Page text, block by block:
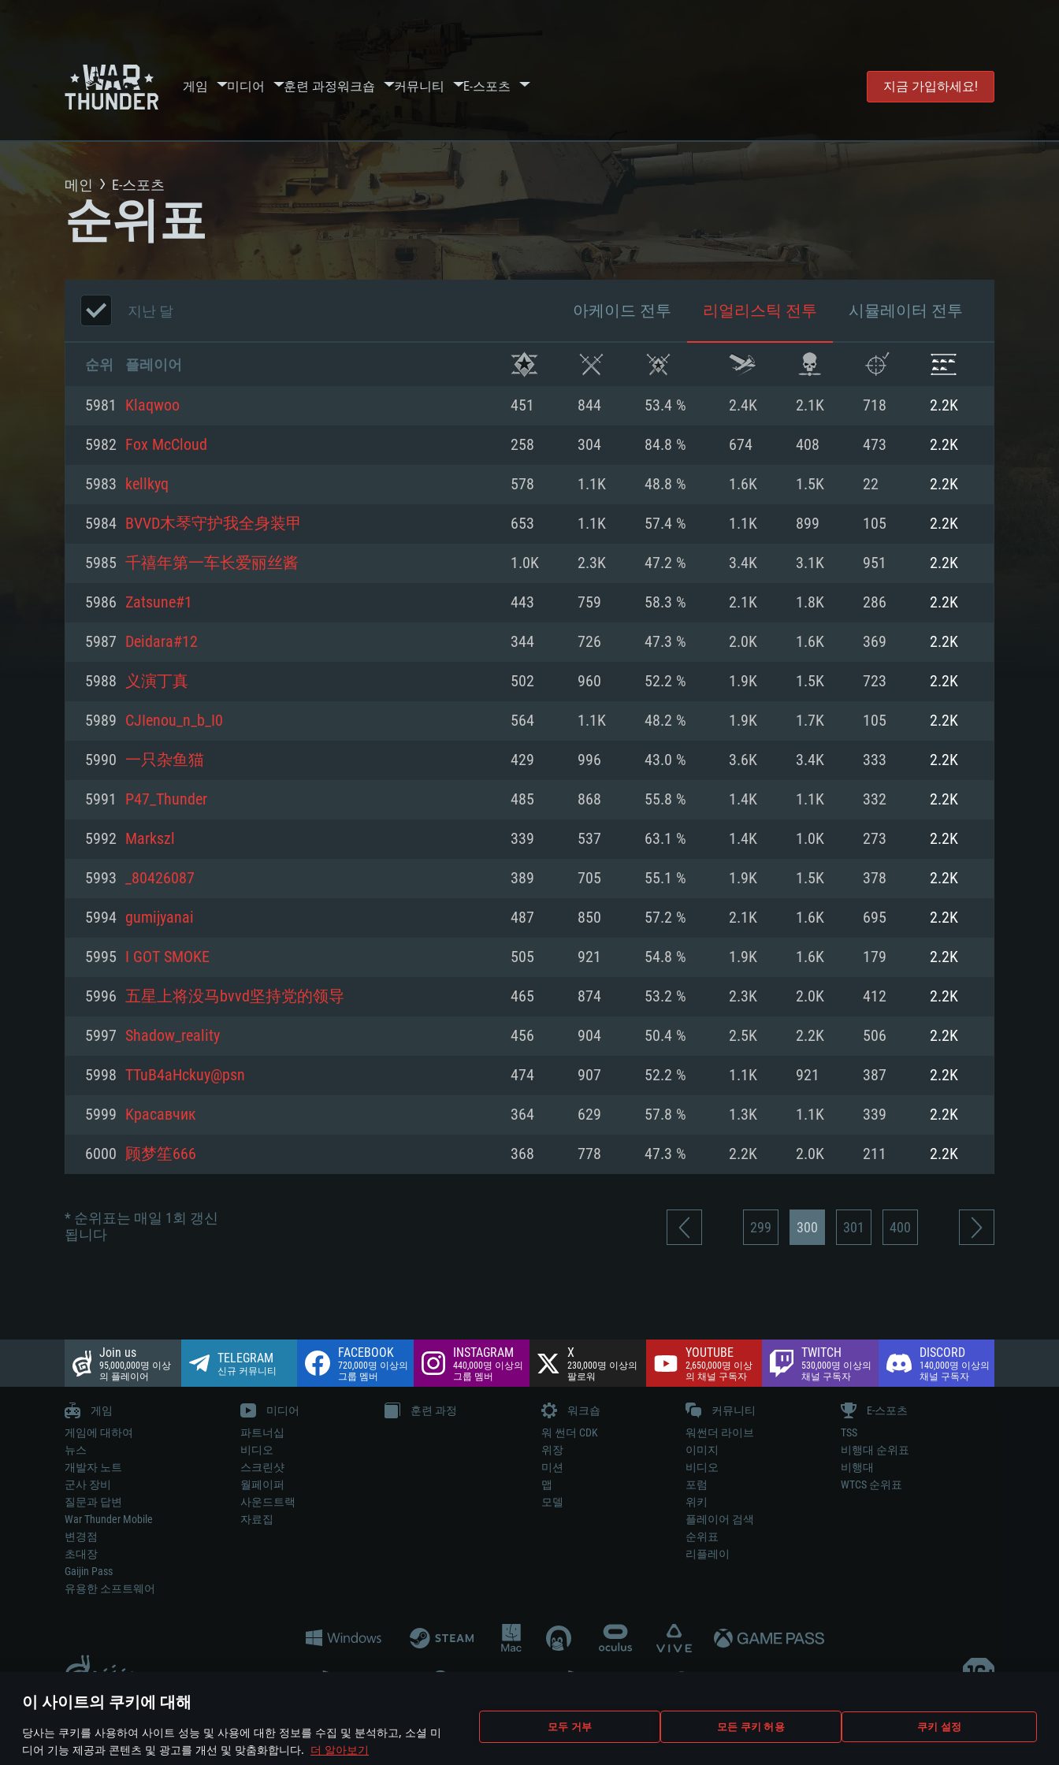
이 사이트의 쿠키에 대해
당사는 쿠키를 사용하여 사이트 성능 및 사용에 대한 정보를 수집 및 분석하고, 소셜 미
디어 기능 제공과 콘텐츠 및 광고를 개선 및 맞춤화합니다. 더 알아보기
모두 거부 모든 쿠키 허용 쿠키 설정
게임 미디어 훈련 과정워크숍 커뮤니티 E-스포츠 지금 가입하세요!
시스템 요구사항
PC MAC Linux
최소사양
운영체제: Windows 10 (64 bit)
프로세서: 2.2 GHz 듀얼코어 이상
메모리: 4GB
그래픽 카드: DirectX 11 이상을 지원하는 AMD
해상도: 720p
네트워크: 브로드밴드 인터넷
여유 저장 공간: 22.1 GB (최소 클라이언트)
권장 사양
운영체제: Windows 10/11 (64 bit)
프로세서: Intel Core i5 또는 Ryzen 5 3600 이상
메모리: 16 GB 이상
그래픽 카드: DirectX 11 이상을 지원하는 Nvidia
최소사양
운영체제: Mac OS Big Sur 11.0
프로세서: 최소 2.2 GHz의 Core i5 (Intel Xeon 은 지
(Mac), 혹은 이와 비슷한 성능을 가지는 Mac 버전
의 AMD/Nvidia. 최소 해상도: 720p
네트워크: 브로드밴드 인터넷
여유 저장 공간: 22.1 GB (최소 클라이언트)
권장 사양
운영체제: Mac OS Big Sur 11.0
프로세서: Core i7 (Intel Xeon 은 지원하지 않습니
네트워크: 브로드밴드 인터넷
여유 저장 공간: 62.2 GB (전체 클라이언트)
최소사양
운영체제: 64bit Linux 중 최신 버전
프로세서: 2.4 GHz 듀얼코어
메모리: 4 GB
그래픽 카드: Vulkan 을 지원하고, 최신 그래픽 드라
와 동급의 성능을 가지며 최신 그래픽 드라이버를
지원하는 AMD (6개월 미만; 최소사양 지원 해상도
권장 사양
운영체제: Ubuntu 20.04 64bit
프로세서: Intel Core i7
메모리: 16 GB
그래픽 카드: Vulkan 을 지원하고, 최신 그래픽 드라
와 동급의 성능을 가지며 최신 그래픽 드라이버를
지원하는 AMD RX 570 (6개월 미만; 최소사양 지원
메인 E-스포츠
순위표
지난 달 아케이드 전투 리얼리스틱 전투 시뮬레이터 전투
순위 플레이어
5981 Klaqwoo 451 844 53.4 % 2.4K 2.1K 718 2.2K
5982 Fox McCloud 258 304 84.8 % 674 408 473 2.2K
5983 kellkyq 578 1.1K 48.8 % 1.6K 1.5K 22 2.2K
5984 BVVD木琴守护我全身装甲 653 1.1K 57.4 % 1.1K 899 105 2.2K
5985 千禧年第一车长爱丽丝酱 1.0K 2.3K 47.2 % 3.4K 3.1K 951 2.2K
5986 Zatsune#1 443 759 58.3 % 2.1K 1.8K 286 2.2K
5987 Deidara#12 344 726 47.3 % 2.0K 1.6K 369 2.2K
5988 义演丁真 502 960 52.2 % 1.9K 1.5K 723 2.2K
5989 CJIenou_n_b_I0 564 1.1K 48.2 % 1.9K 1.7K 105 2.2K
5990 一只杂鱼猫 429 996 43.0 % 3.6K 3.4K 333 2.2K
5991 P47_Thunder 485 868 55.8 % 1.4K 1.1K 332 2.2K
5992 Markszl 339 537 63.1 % 1.4K 1.0K 273 2.2K
5993 _80426087 389 705 55.1 % 1.9K 1.5K 378 2.2K
5994 gumijyanai 487 850 57.2 % 2.1K 1.6K 695 2.2K
5995 I GOT SMOKE 505 921 54.8 % 1.9K 1.6K 179 2.2K
5996 五星上将没马bvvd坚持党的领导 465 874 53.2 % 2.3K 2.0K 412 2.2K
5997 Shadow_reality 456 904 50.4 % 2.5K 2.2K 506 2.2K
5998 TTuB4aHckuy@psn 474 907 52.2 % 1.1K 921 387 2.2K
5999 Kрасавчик 364 629 57.8 % 1.3K 1.1K 339 2.2K
6000 顾梦笙666 368 778 47.3 % 2.2K 2.0K 211 2.2K
* 순위표는 매일 1회 갱신
됩니다
299 300 301 400
Join us
95,000,000명 이상
의 플레이어
TELEGRAM
신규 커뮤니티
FACEBOOK
720,000명 이상의
그룹 멤버
INSTAGRAM
440,000명 이상의
그룹 멤버
X
230,000명 이상의
팔로워
YOUTUBE
2,650,000명 이상
의 채널 구독자
TWITCH
530,000명 이상의
채널 구독자
DISCORD
140,000명 이상의
채널 구독자
게임
게임에 대하여
뉴스
개발자 노트
군사 장비
질문과 답변
War Thunder Mobile
변경점
초대장
Gaijin Pass
유용한 소프트웨어
미디어
파트너십
비디오
스크린샷
월페이퍼
사운드트랙
자료집
훈련 과정
워크숍
워 썬더 CDK
위장
미션
맵
모델
커뮤니티
워썬더 라이브
이미지
비디오
포럼
위키
플레이어 검색
순위표
리플레이
E-스포츠
TSS
비행대 순위표
비행대
WTCS 순위표
게임 에서 어떠한 현실의 무기나 차량을 묘사하는 것은 무기 개발 업체나 장비 제조 업체가 게임 개발 후원 또는 홍보에 참여하지 않습니다..
© 2011—2026 Gaijin Games Kft. All trademarks, logos and brand names are the property of their respective owners.
이용 약관 이용 약관